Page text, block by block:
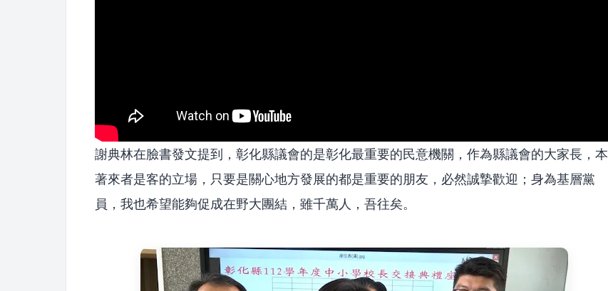
謝典林在臉書發文提到，彰化縣議會的是彰化最重要的民意機關，作為縣議會的大家長，本
著來者是客的立場，只要是關心地方發展的都是重要的朋友，必然誠摯歡迎；身為基層黨
員，我也希望能夠促成在野大團結，雖千萬人，吾往矣。